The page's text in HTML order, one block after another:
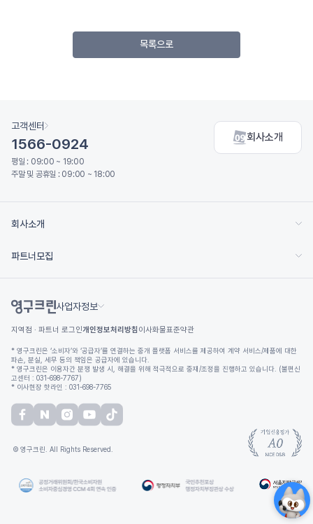
목록으로
고객센터
1566-0924
평일 : 09:00 ~ 19:00
주말 및 공휴일 : 09:00 ~ 18:00
회사소개
회사소개
파트너모집
사업자정보
지역점 · 파트너 로그인개인정보처리방침 이사화물표준약관
* 영구크린은 ‘소비자’와 ‘공급자’를 연결하는 중개 플랫폼 서비스를 제공하여 계약 서비스/제품에 대한
파손, 분실, 세무 등의 책임은 공급자에 있습니다.
* 영구크린은 이용자간 분쟁 발생 시, 해결을 위해 적극적으로 중재/조정을 진행하고 있습니다. (불편신
고센터 : 031-698-7767)
* 이사현장 핫라인 : 031-698-7765
© 영구크린. All Rights Reserved.